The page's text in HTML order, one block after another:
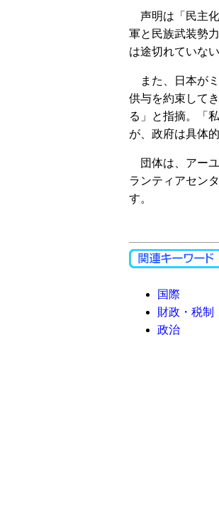
声明は「民主
軍と民族武装勢
は途切れていな
また、日本がミ
供与を約束して
る」と指摘。「
が、政府は具体
団体は、アー
ランティアセン
す。
国際
財政・税制
政治